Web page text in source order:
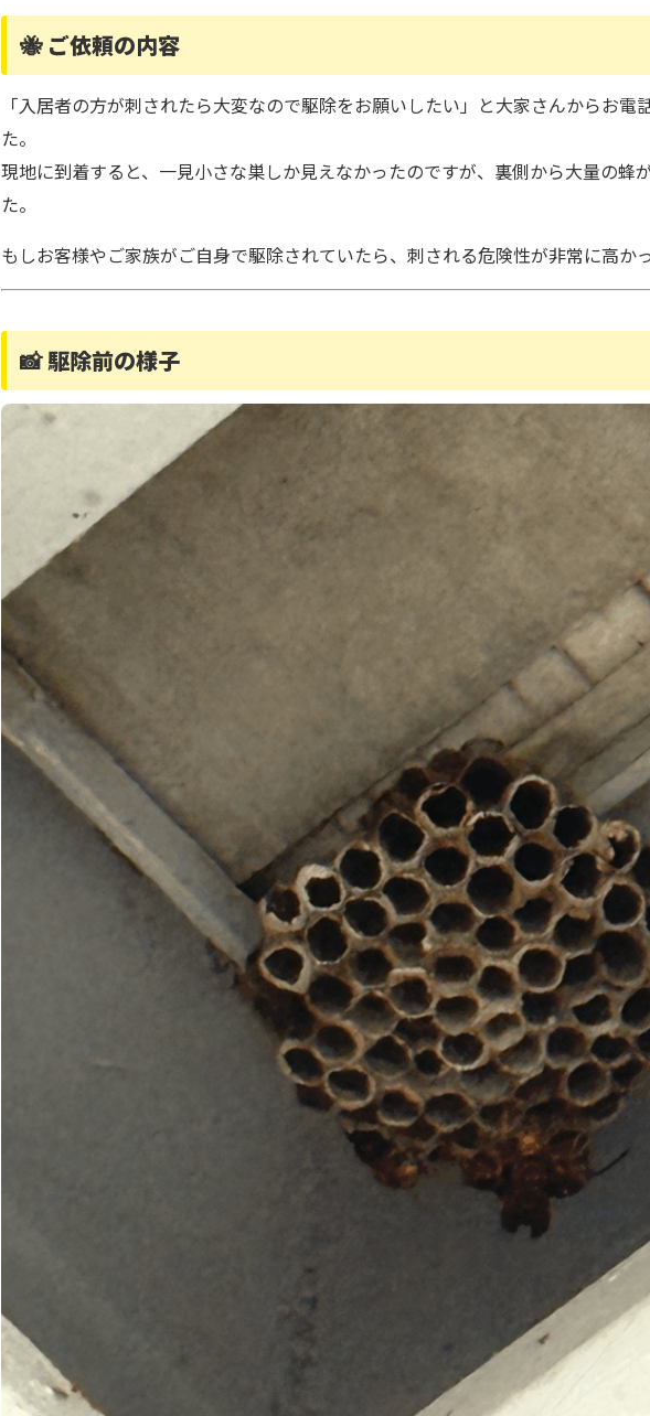
🐝 ご依頼の内容
「入居者の方が刺されたら大変なので駆除をお願いしたい」と大家さんからお電
た。
現地に到着すると、一見小さな巣しか見えなかったのですが、裏側から大量の蜂
た。
もしお客様やご家族がご自身で駆除されていたら、刺される危険性が非常に高か
📸 駆除前の様子